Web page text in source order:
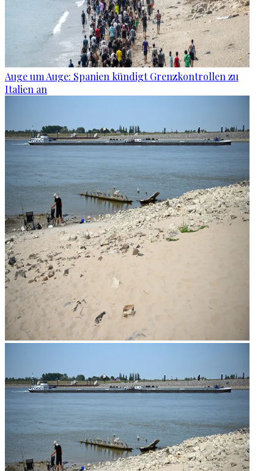
Auge um Auge: Spanien kündigt Grenzkontrollen zu
Italien an